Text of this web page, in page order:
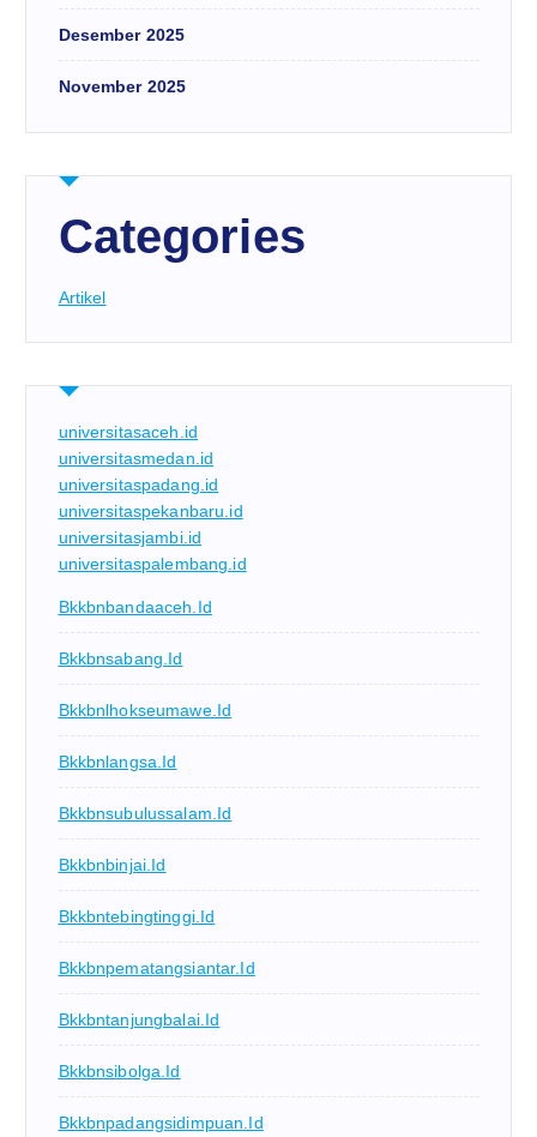
Desember 2025
November 2025
Categories
Artikel
universitasaceh.id
universitasmedan.id
universitaspadang.id
universitaspekanbaru.id
universitasjambi.id
universitaspalembang.id
Bkkbnbandaaceh.id
Bkkbnsabang.id
Bkkbnlhokseumawe.id
Bkkbnlangsa.id
Bkkbnsubulussalam.id
Bkkbnbinjai.id
Bkkbntebingtinggi.id
Bkkbnpematangsiantar.id
Bkkbntanjungbalai.id
Bkkbnsibolga.id
Bkkbnpadangsidimpuan.id